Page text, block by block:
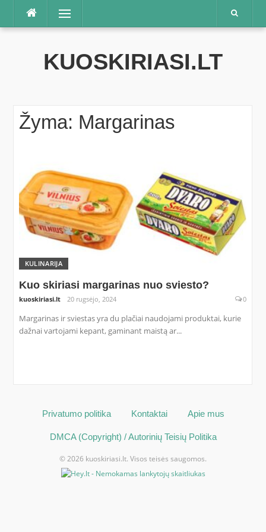
Praleisti
Meniu
KUOSKIRIASI.LT
Žyma: Margarinas
KULINARIJA
Kuo skiriasi margarinas nuo sviesto?
kuoskiriasi.lt 20 rugsėjo, 2024 0
Margarinas ir sviestas yra du plačiai naudojami produktai, kurie
dažnai vartojami kepant, gaminant maistą ar...
Privatumo politika Kontaktai Apie mus
DMCA (Copyright) / Autorinių Teisių Politika
© 2026 kuoskiriasi.lt. Visos teisės saugomos.